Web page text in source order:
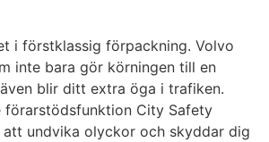
i förstklassig förpackning. Volvo
inte bara gör körningen till en
blir ditt extra öga i trafiken.
förarstödsfunktion City Safety
att undvika olyckor och skyddar dig